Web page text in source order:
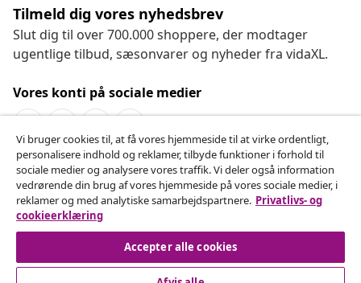
Tilmeld dig vores nyhedsbrev
Slut dig til over 700.000 shoppere, der modtager
ugentlige tilbud, sæsonvarer og nyheder fra vidaXL.
Vores konti på sociale medier
Fortryd køb
Indsend en anmodning om at fortryde din ordre.
Fortryd køb
Vi bruger cookies til, at få vores hjemmeside til at virke ordentligt,
personalisere indhold og reklamer, tilbyde funktioner i forhold til
sociale medier og analysere vores traffik. Vi deler også information
vedrørende din brug af vores hjemmeside på vores sociale medier, i
reklamer og med analytiske samarbejdspartnere. Privatlivs- og
cookieerklæring
Accepter alle cookies